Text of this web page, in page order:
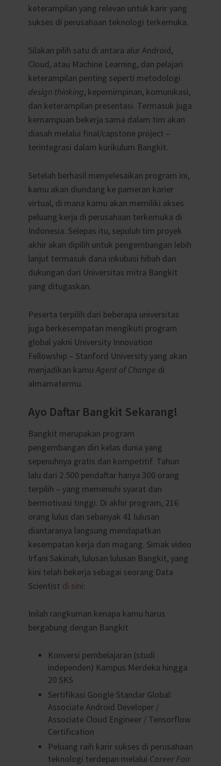
keterampilan yang relevan untuk karir yang
sukses di perusahaan teknologi terkemuka.
Silakan pilih satu di antara alur Android,
Cloud, atau Machine Learning, dan pelajari
keterampilan penting seperti metodologi
design thinking, kepemimpinan, komunikasi,
dan keterampilan presentasi. Termasuk juga
kemampuan bekerja sama dalam tim akan
diasah melalui final/capstone project –
terintegrasi dalam kurikulum Bangkit.
Setelah berhasil menyelesaikan program ini,
kamu akan diundang ke pameran karier
virtual, di mana kamu akan memiliki akses
peluang kerja di perusahaan terkemuka di
Indonesia. Selepas itu, sepuluh tim proyek
akhir akan dipilih untuk pengembangan lebih
lanjut termasuk dana inkubasi hibah dan
dukungan dari Universitas mitra Bangkit
yang ditugaskan.
Peserta terpilih dari beberapa universitas
juga berkesempatan mengikuti program
global yakni University Innovation
Fellowship – Stanford University yang akan
menjadikan kamuAgent of Change di
almamatermu.
Ayo Daftar Bangkit Sekarang!
Bangkit merupakan program
pengembangan diri kelas dunia yang
sepenuhnya gratis dan kompetitif. Tahun
lalu dari 2.500 pendaftar hanya 300 orang
terpilih – yang memenuhi syarat dan
bermotivasi tinggi. Di akhir program, 216
orang lulus dan sebanyak 41 lulusan
diantaranya langsung mendapatkan
kesempatan kerja dan magang. Simak video
Irfani Sakinah, lulusan lulusan Bangkit, yang
kini telah bekerja sebagai seorang Data
Scientist di sini:
Inilah rangkuman kenapa kamu harus
bergabung dengan Bangkit
Konversi pembelajaran (studi
independen) Kampus Merdeka hingga
20 SKS
Sertifikasi Google Standar Global:
Associate Android Developer /
Associate Cloud Engineer / Tensorflow
Certification
Peluang raih karir sukses di perusahaan
teknologi terdepan melalui Career Fair